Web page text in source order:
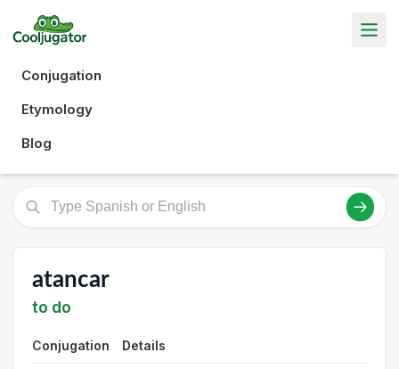
Conjugation
Etymology
Blog
atancar
to do
Conjugation Details